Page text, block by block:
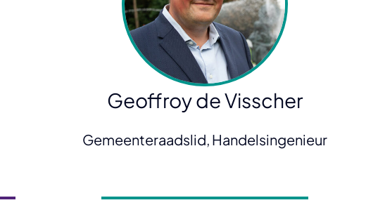
Geoffroy de Visscher
Gemeenteraadslid, Handelsingenieur